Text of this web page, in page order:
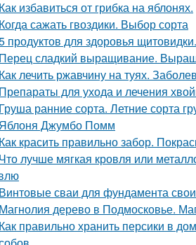
Как избавиться от грибка на яблонях.
Когда сажать гвоздики. Выбор сорта
продуктов для здоровья
Перец сладкий выращивание.
Как лечить ржавчину на туях.
Препараты для ухода и лечения
Груша ранние сорта. Летние сорта
Яблоня Джумбо Помм
Как красить правильно забор.
Что лучше мягкая кровля или
Винтовые сваи для фундамента
Магнолия дерево в Подмосковье.
Как правильно хранить персики в